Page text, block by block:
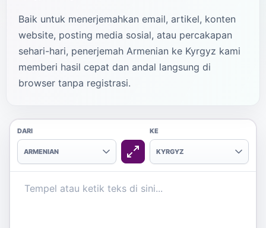
Baik untuk menerjemahkan email, artikel, konten
website, posting media sosial, atau percakapan
sehari-hari, penerjemah Armenian ke Kyrgyz kami
memberi hasil cepat dan andal langsung di
browser tanpa registrasi.
DARI
ARMENIAN
KE
KYRGYZ